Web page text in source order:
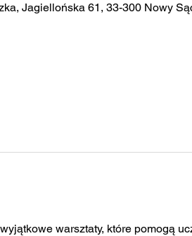
Jagiellońska 61, 33-300 Nowy
warsztaty, które pomogą